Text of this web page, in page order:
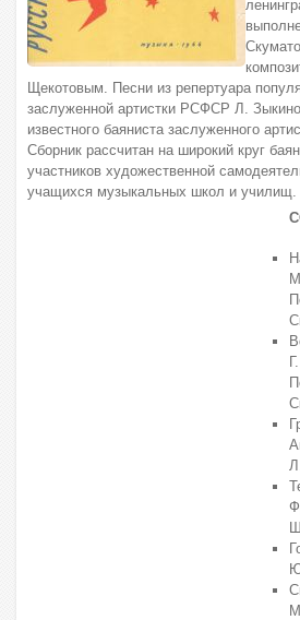
Щекотовым. Песни из репертуара
заслуженной артистки РСФСР Л.
известного баяниста заслуженного
Сборник рассчитан на широкий круг
участников художественной
учащихся музыкальных школ и училищ.